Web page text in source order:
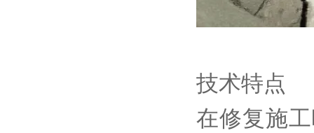
技术特点
在修复施